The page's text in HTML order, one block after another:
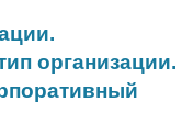
организации.